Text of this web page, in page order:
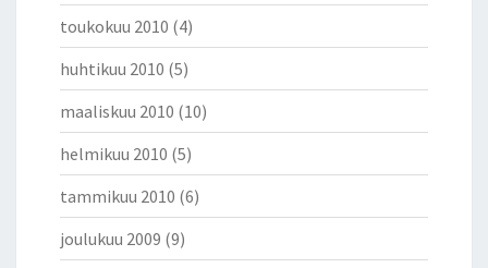
toukokuu 2010 (4)
huhtikuu 2010 (5)
maaliskuu 2010 (10)
helmikuu 2010 (5)
tammikuu 2010 (6)
joulukuu 2009 (9)